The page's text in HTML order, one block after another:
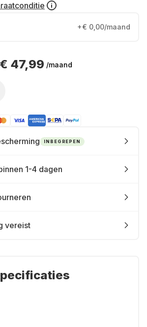
+€ 0,00/maand
€ 47,99 /maand
INBEGREPEN
1-4 dagen
vereist